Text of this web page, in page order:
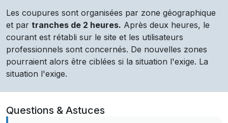
Les coupures sont organisées par zone géographique
et par tranches de 2 heures. Après deux heures, le
courant est rétabli sur le site et les utilisateurs
professionnels sont concernés. De nouvelles zones
pourraient alors être ciblées si la situation l'exige. La
situation l'exige.
Questions & Astuces